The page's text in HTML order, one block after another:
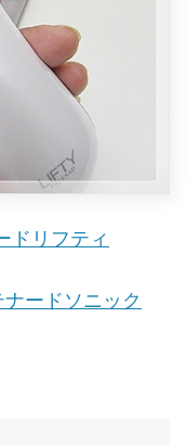
ドリフティ
ードソニック